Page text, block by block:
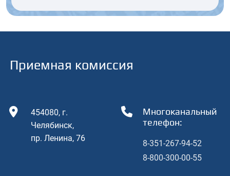
Приемная комиссия
454080, г.
Челябинcк,
пр. Ленина, 76
Многоканальный
телефон:
8-351-267-94-52
8-800-300-00-55